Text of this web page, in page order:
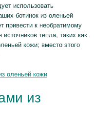
использовать
ботинок из оленьей
привести к необратимому
тепла, таких как
кожи; вместо этого
из